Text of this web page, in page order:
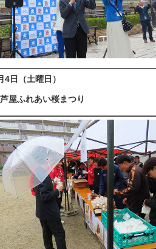
4日（土曜日）
屋ふれあい桜まつり